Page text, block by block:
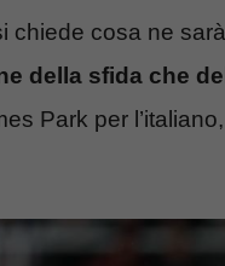
chiede cosa ne
della sfida che
Park per